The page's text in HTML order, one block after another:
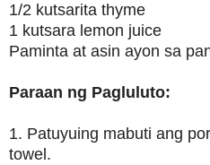
1/2 kutsarita thyme
1 kutsara lemon juice
Paminta at asin ayon sa
Paraan ng Pagluluto:
1. Patuyuing mabuti ang
towel.